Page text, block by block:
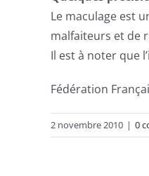
Le maculage est
malfaiteurs et de
Il est à noter que
Fédération
2 novembre 2010 | 0